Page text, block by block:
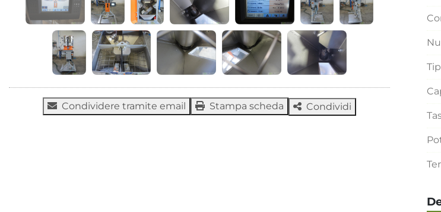
Condividere tramite email Stampa scheda Condividi